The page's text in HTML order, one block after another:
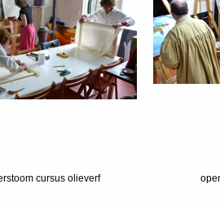
cursus olieverf